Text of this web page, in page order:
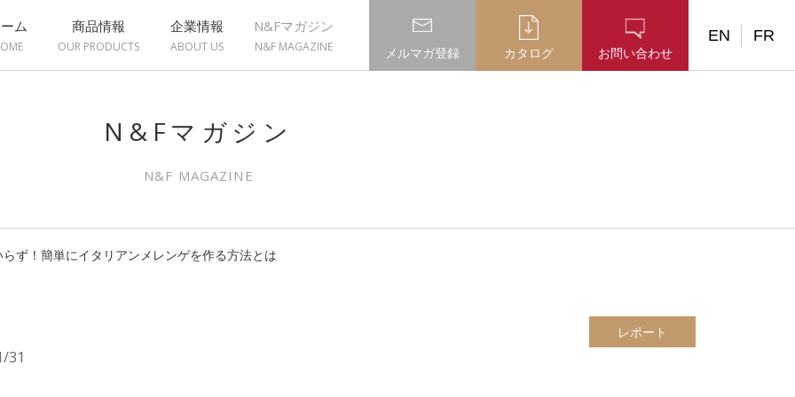
ム 商品情報
OUR PRODUCTS
企業情報
ABOUT US
N&Fマガジン
N&F MAGAZINE メルマガ登録 カタログ お問い合わせ
EN FR
N&Fマガジン
N&F MAGAZINE
ず！簡単にイタリアンメレンゲを作る方法とは
レポート
31